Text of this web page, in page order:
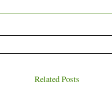
Related Posts